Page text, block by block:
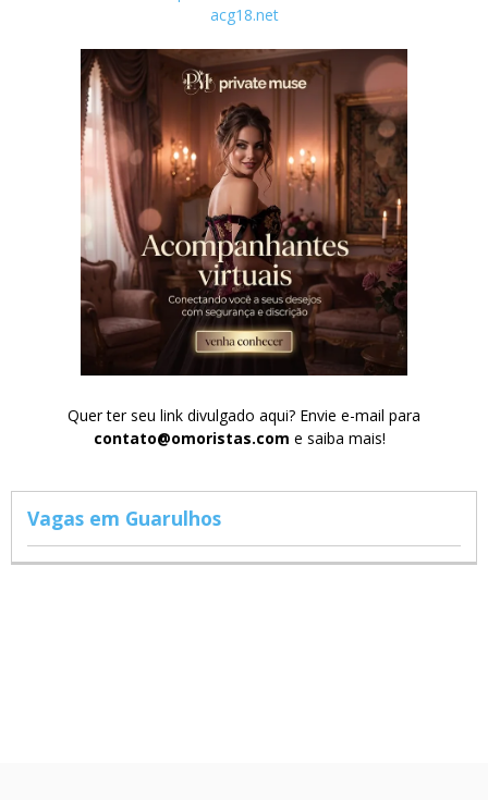
acg18.net
Quer ter seu link divulgado aqui? Envie e-mail para
contato@omoristas.com e saiba mais!
Vagas em Guarulhos